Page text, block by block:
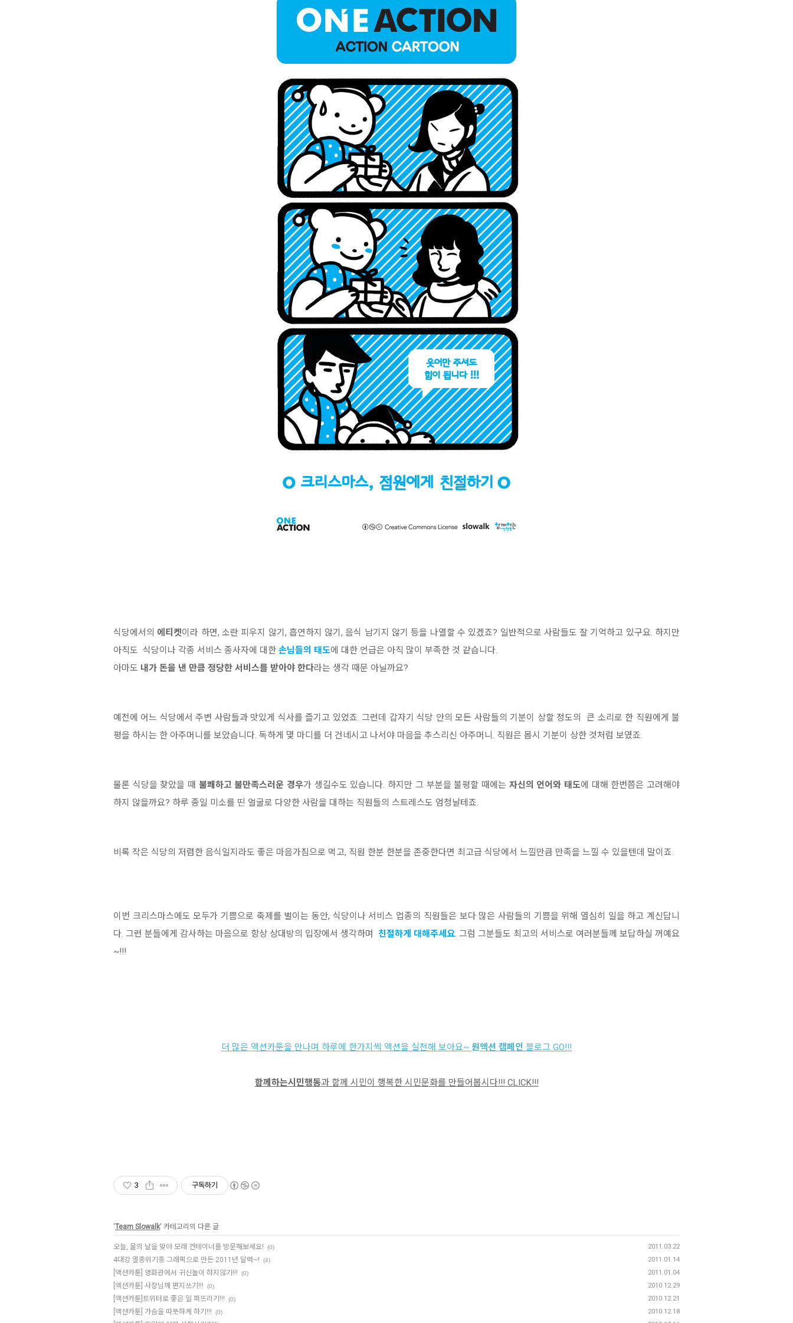
식당에서의 에티켓이라 하면, 소란 피우지 않기, 흡연하지 않기, 음식 남기지 않기 등을 나열할 수 있겠죠? 일반적으로 사람들도 잘 기억하고 있구요. 하지만
아직도 식당이나 각종 서비스 종사자에 대한 손님들의 태도에 대한 언급은 아직 많이 부족한 것 같습니다.
아마도 내가 돈을 낸 만큼 정당한 서비스를 받아야 한다라는 생각 때문 아닐까요?
예전에 어느 식당에서 주변 사람들과 맛있게 식사를 즐기고 있었죠. 그런데 갑자기 식당 안의 모든 사람들의 기분이 상할 정도의 큰 소리로 한 직원에게 불
평을 하시는 한 아주머니를 보았습니다. 독하게 몇 마디를 더 건네시고 나서야 마음을 추스리신 아주머니. 직원은 몹시 기분이 상한 것처럼 보였죠.
물론 식당을 찾았을 때 불쾌하고 불만족스러운 경우가 생길수도 있습니다. 하지만 그 부분을 불평할 때에는 자신의 언어와 태도에 대해 한번쯤은 고려해야
하지 않을까요? 하루 종일 미소를 띤 얼굴로 다양한 사람을 대하는 직원들의 스트레스도 엄청날테죠.
비록 작은 식당의 저렴한 음식일지라도 좋은 마음가짐으로 먹고, 직원 한분 한분을 존중한다면 최고급 식당에서 느낄만큼 만족을 느낄 수 있을텐데 말이죠.
이번 크리스마스에도 모두가 기쁨으로 축제를 벌이는 동안, 식당이나 서비스 업종의 직원들은 보다 많은 사람들의 기쁨을 위해 열심히 일을 하고 계신답니
다. 그런 분들에게 감사하는 마음으로 항상 상대방의 입장에서 생각하며 친절하게 대해주세요. 그럼 그분들도 최고의 서비스로 여러분들께 보답하실 꺼예요
~!!!
더 많은 액션카툰을 만나며 하루에 한가지씩 액션을 실천해 보아요~ 원액션 캠페인 블로그 GO!!!
함께하는시민행동과 함께 시민이 행복한 시민문화를 만들어봅시다!!! CLICK!!!
3 구독하기
'Team Slowalk' 카테고리의 다른 글
오늘, 물의 날을 맞아 모래 컨테이너를 방문해보세요! (0) 2011.03.22
4대강 멸종위기종 그래픽으로 만든 2011년 달력~! (4) 2011.01.14
[액션카툰] 영화관에서 귀신놀이 하지않기!!! (0) 2011.01.04
[액션카툰] 사장님께 편지쓰기!!! (0) 2010.12.29
[액션카툰]트위터로 좋은 일 퍼뜨리기!!! (0) 2010.12.21
[액션카툰] 가슴을 따뜻하게 하기!!! (0) 2010.12.18